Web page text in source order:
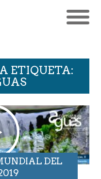
ETIQUETA:
DEL